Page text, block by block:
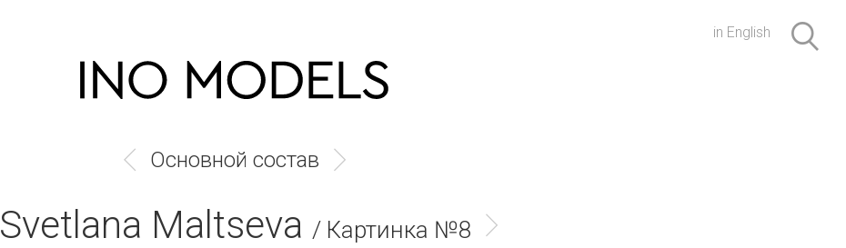
in English
Основной состав
Svetlana Maltseva / Картинка №8